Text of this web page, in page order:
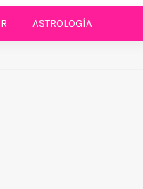
ASTROLOGÍA